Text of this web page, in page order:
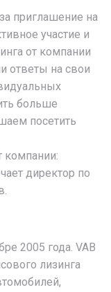
приглашение на
участие и
от компании
ответы на свои
больше
посетить
компании:
директор по
2005 года. VAB
лизинга